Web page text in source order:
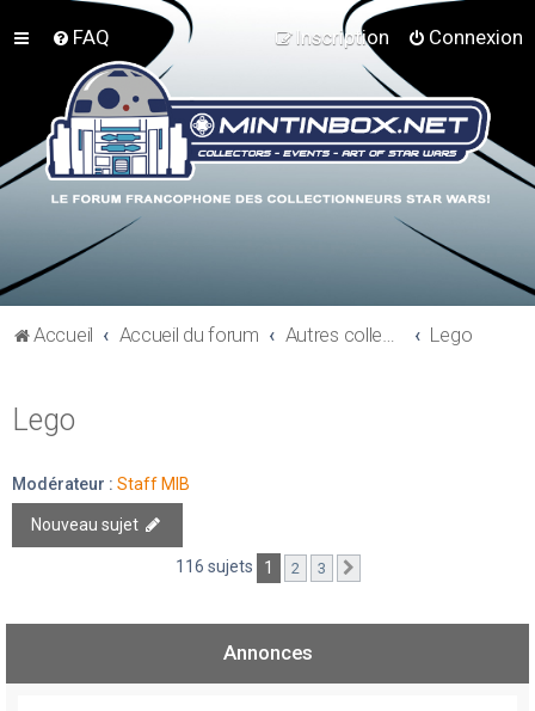
FAQ Connexion
Inscription
Accueil Accueil du forum Autres collections Star Wars Lego
Lego
Modérateur : Staff MIB
Nouveau sujet
116 sujets 1 2 3
Annonces